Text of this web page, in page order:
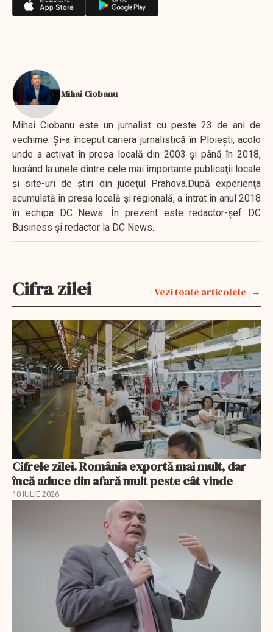
Mihai Ciobanu
Mihai Ciobanu este un jurnalist cu peste 23 de ani de
vechime. Şi-a început cariera jurnalistică în Ploieşti, acolo
unde a activat în presa locală din 2003 şi până în 2018,
lucrând la unele dintre cele mai importante publicaţii locale
şi site-uri de ştiri din judeţul Prahova.După experienţa
acumulată în presa locală şi regională, a intrat în anul 2018
în echipa DC News. În prezent este redactor-şef DC
Business şi redactor la DC News.
Cifra zilei Vezi toate articolele
Cifrele zilei. România exportă mai mult, dar
încă aduce din afară mult peste cât vinde
10 IULIE 2026